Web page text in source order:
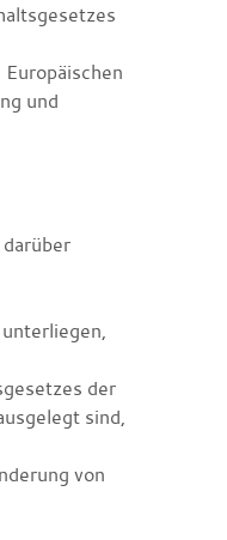
und
der
sind,
von